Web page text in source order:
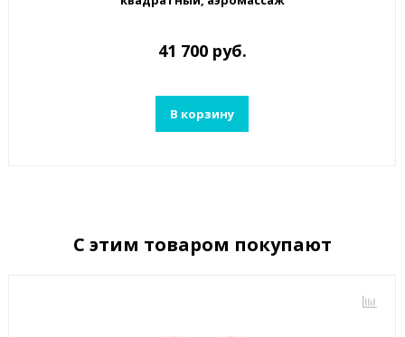
41 700 руб.
В корзину
С этим товаром покупают